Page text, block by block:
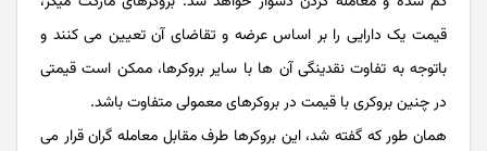
قیمت یک دارایی را بر اساس عرضه و تقاضای آن تعیین می ‌کنند و
باتوجه به تفاوت نقدینگی آن ها با سایر بروکرها، ممکن است قیمتی
در چنین بروکری با قیمت در بروکرهای معمولی متفاوت باشد.
همان طور که گفته شد، این بروکرها طرف مقابل معامله گران قرار می